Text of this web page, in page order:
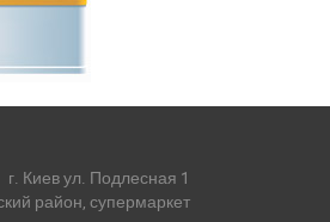
г. Киев ул. Подлесная 1
район, супермаркет